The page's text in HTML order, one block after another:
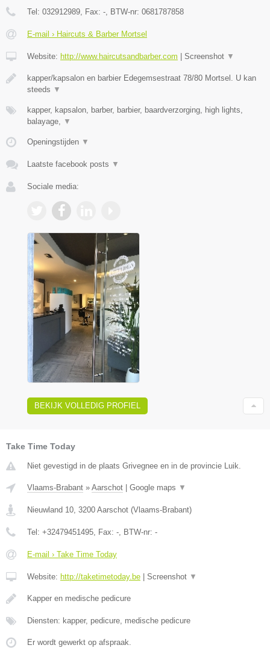
Tel: 032912989, Fax: -, BTW-nr: 0681787858
E-mail › Haircuts & Barber Mortsel
Website: http://www.haircutsandbarber.com Screenshot ▼
kapper/kapsalon en barbier Edegemsestraat 78/80 Mortsel. U kan
steeds ▼
kapper, kapsalon, barber, barbier, baardverzorging, high lights,
balayage, ▼
Openingstijden ▼
Laatste facebook posts ▼
Sociale media:
BEKIJK VOLLEDIG PROFIEL
Take Time Today
Niet gevestigd in de plaats Grivegnee en in de provincie Luik.
Vlaams-Brabant » Aarschot | Google maps ▼
Nieuwland 10 3200 Aarschot (Vlaams-Brabant)
Tel: +32479451495 , Fax: - , BTW-nr: -
E-mail › Take Time Today
Website: http://taketimetoday.be | Screenshot ▼
Kapper en medische pedicure
Diensten: kapper, pedicure, medische pedicure
Er wordt gewerkt op afspraak.